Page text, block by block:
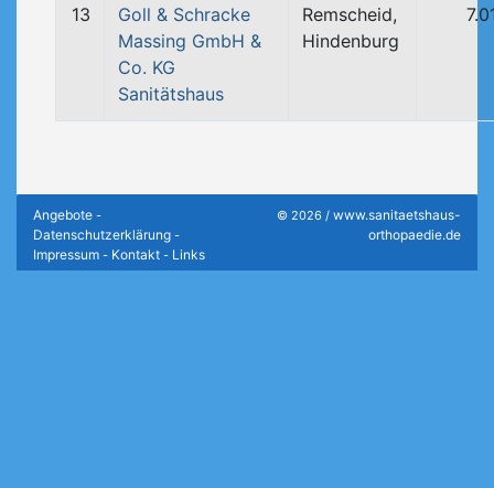
13
Goll & Schracke
Massing GmbH &
Co. KG
Sanitätshaus
Remscheid,
Hindenburg
Angebote -
Datenschutzerklärung -
Impressum - Kontakt - Links
© 2026 / www.sanitaetshaus-
orthopaedie.de